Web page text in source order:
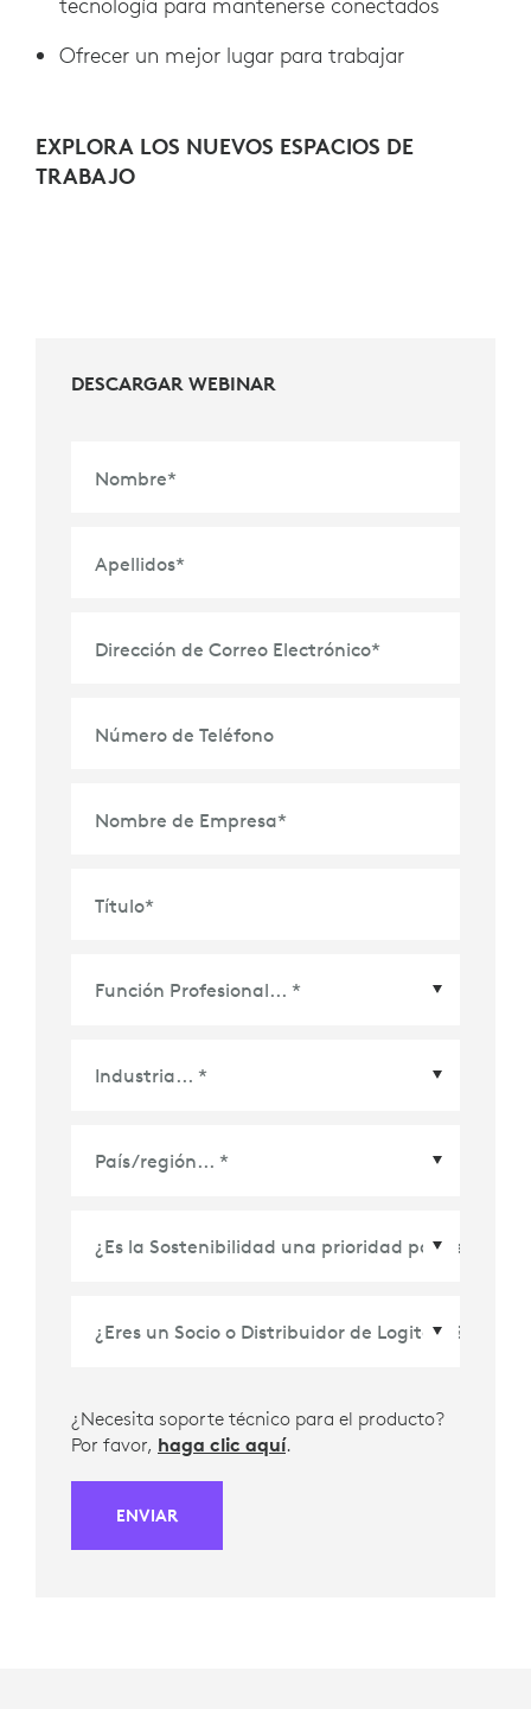
Ofrecer un mejor lugar para trabajar
EXPLORA LOS NUEVOS ESPACIOS DE
TRABAJO
DESCARGAR WEBINAR
Nombre*
Apellidos*
Dirección de Correo Electrónico*
Número de Teléfono
Nombre de Empresa*
Título*
¿Necesita soporte técnico para el producto?
Por favor, haga clic aquí.
ENVIAR